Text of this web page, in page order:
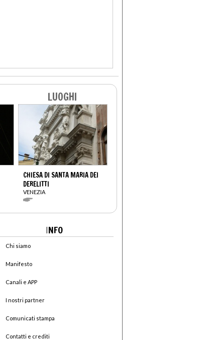
LUOGHI
CHIESA DI SANTA MARIA DEI
DERELITTI
VENEZIA
INFO
Chi siamo
Manifesto
Canali e APP
I nostri partner
Comunicati stampa
Contatti e crediti